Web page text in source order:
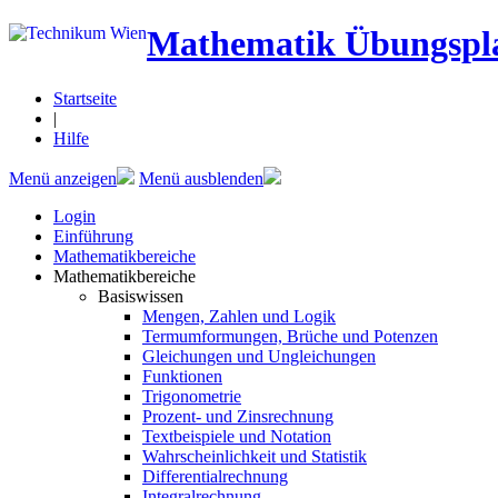
Mathematik
Startseite
|
Hilfe
Menü anzeigen
Menü ausblenden
Login
Einführung
Mathematikbereiche
Mathematikbereiche
Basiswissen
Mengen, Zahlen und Logik
Termumformungen, Brüche und Potenzen
Gleichungen und Ungleichungen
Funktionen
Trigonometrie
Prozent- und Zinsrechnung
Textbeispiele und Notation
Wahrscheinlichkeit und Statistik
Differentialrechnung